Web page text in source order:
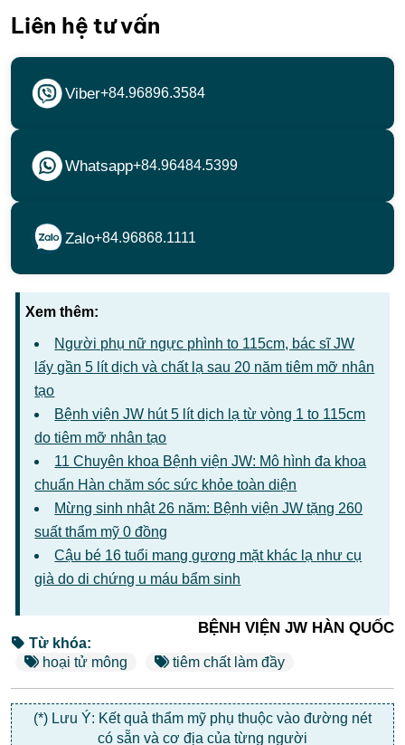
Liên hệ tư vấn
Viber+84.96896.3584
Whatsapp+84.96484.5399
Zalo+84.96868.1111
Xem thêm:
Người phụ nữ ngực phình to 115cm, bác sĩ JW
lấy gần 5 lít dịch và chất lạ sau 20 năm tiêm mỡ nhân
tạo
Bệnh viện JW hút 5 lít dịch lạ từ vòng 1 to 115cm
do tiêm mỡ nhân tạo
11 Chuyên khoa Bệnh viện JW: Mô hình đa khoa
chuẩn Hàn chăm sóc sức khỏe toàn diện
Mừng sinh nhật 26 năm: Bệnh viện JW tặng 260
suất thẩm mỹ 0 đồng
Cậu bé 16 tuổi mang gương mặt khác lạ như cụ
già do di chứng u máu bẩm sinh
BỆNH VIỆN JW HÀN QUỐC
Từ khóa:
hoại tử mông
tiêm chất làm đầy
(*) Lưu Ý: Kết quả thẩm mỹ phụ thuộc vào đường nét
có sẵn và cơ địa của từng người